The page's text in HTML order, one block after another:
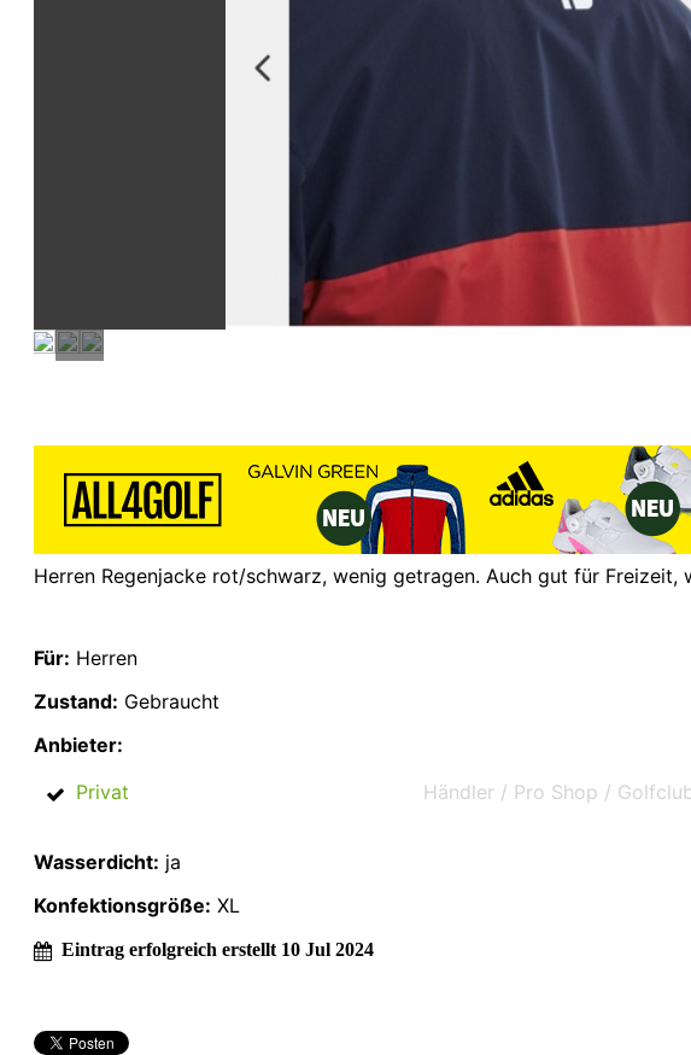
Herren Regenjacke rot/schwarz, wenig getragen. Auch gut für Freizeit,
Für: Herren
Zustand: Gebraucht
Anbieter:
Privat
Händler / Pro Shop /
Wasserdicht: ja
Konfektionsgröße: XL
Eintrag erfolgreich erstellt 10 Jul 2024